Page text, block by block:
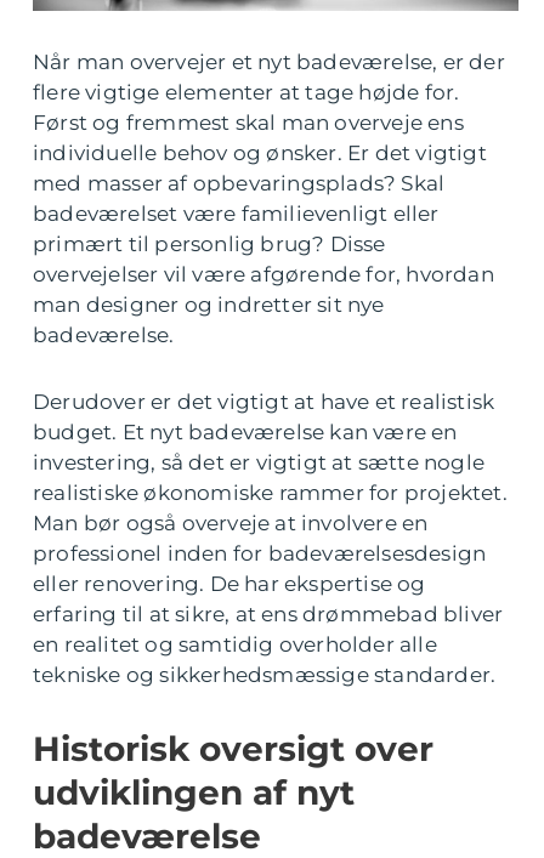
Når man overvejer et nyt badeværelse, er der
flere vigtige elementer at tage højde for.
Først og fremmest skal man overveje ens
individuelle behov og ønsker. Er det vigtigt
med masser af opbevaringsplads? Skal
badeværelset være familievenligt eller
primært til personlig brug? Disse
overvejelser vil være afgørende for, hvordan
man designer og indretter sit nye
badeværelse.
Derudover er det vigtigt at have et realistisk
budget. Et nyt badeværelse kan være en
investering, så det er vigtigt at sætte nogle
realistiske økonomiske rammer for projektet.
Man bør også overveje at involvere en
professionel inden for badeværelsesdesign
eller renovering. De har ekspertise og
erfaring til at sikre, at ens drømmebad bliver
en realitet og samtidig overholder alle
tekniske og sikkerhedsmæssige standarder.
Historisk oversigt over
udviklingen af nyt
badeværelse